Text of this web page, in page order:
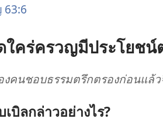
63:6
ใคร่ครวญมีประโยชน์
คนชอบธรรมตรึกตรองก่อนแล้ว
เบิลกล่าวอย่างไร?